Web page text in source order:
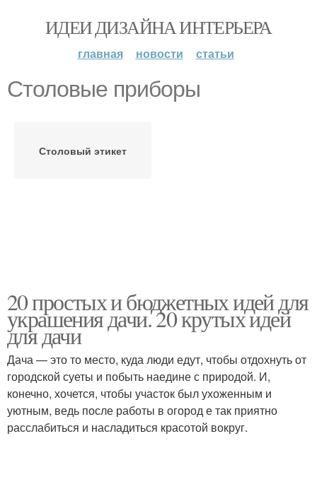
ИДЕИ ДИЗАЙНА ИНТЕРЬЕРА
главная новости статьи
Столовые приборы
Столовый этикет
20 простых и бюджетных идей для
украшения дачи. 20 крутых идей
для дачи
Дача — это то место, куда люди едут, чтобы отдохнуть от
городской суеты и побыть наедине с природой. И,
конечно, хочется, чтобы участок был ухоженным и
уютным, ведь после работы в огород е так приятно
расслабиться и насладиться красотой вокруг.